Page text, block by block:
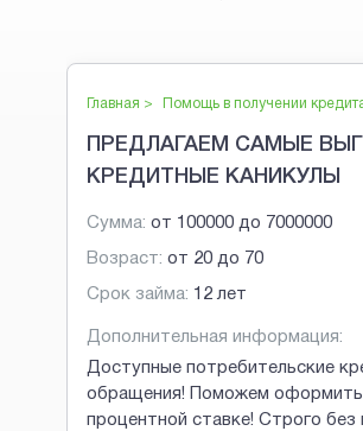
Главная > Помощь в получении
ПРЕДЛАГАЕМ САМЫЕ
КРЕДИТНЫЕ КАНИКУЛЫ
Сумма: от 100000 до 7000000
Возраст: от 20 до 70
Срок займа: 12 лет
Дополнительная информация:
Доступные потребительские
обращения! Поможем оформить
процентной ставке! Строго